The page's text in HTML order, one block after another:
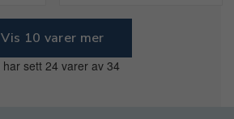
Vis 10 varer mer
har sett 24 varer av 34